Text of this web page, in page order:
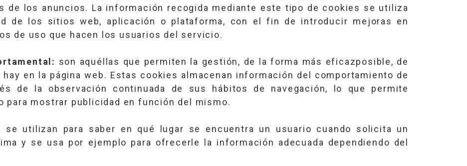
de los anuncios. La información recogida mediante este tipo de cookies se utiliza
de los sitios web, aplicación o plataforma, con el fin de introducir mejoras en
de uso que hacen los usuarios del servicio.
son aquéllas que permiten la gestión, de la forma más eficazposible, de
en la página web. Estas cookies almacenan información del comportamiento de
de la observación continuada de sus hábitos de navegación, lo que permite
mostrar publicidad en función del mismo.
se utilizan para saber en qué lugar se encuentra un usuario cuando solicita un
y se usa por ejemplo para ofrecerle la información adecuada dependiendo del